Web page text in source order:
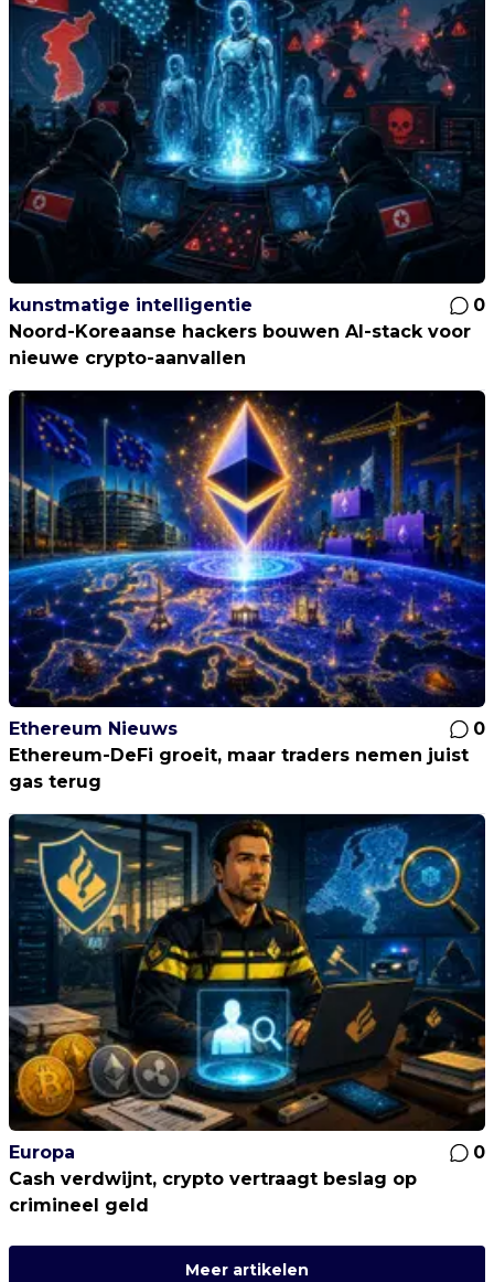
kunstmatige intelligentie
0
Noord-Koreaanse hackers bouwen AI-stack voor
nieuwe crypto-aanvallen
Ethereum Nieuws
0
Ethereum-DeFi groeit, maar traders nemen juist
gas terug
Europa
0
Cash verdwijnt, crypto vertraagt beslag op
crimineel geld
Meer artikelen